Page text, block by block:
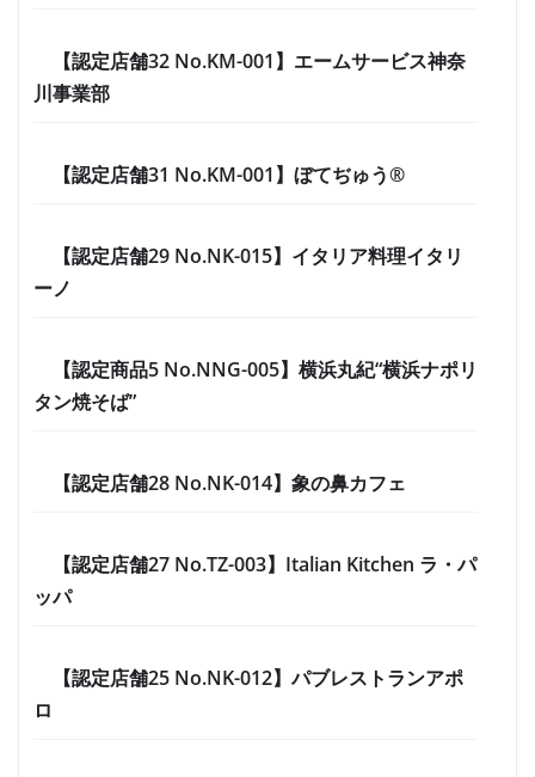
【認定店舗32 No.KM-001】エームサービス神奈
川事業部
【認定店舗31 No.KM-001】ぼてぢゅう®
【認定店舗29 No.NK-015】イタリア料理イタリ
ーノ
【認定商品5 No.NNG-005】横浜丸紀“横浜ナポリ
タン焼そば”
【認定店舗28 No.NK-014】象の鼻カフェ
【認定店舗27 No.TZ-003】Italian Kitchen ラ・パ
ッパ
【認定店舗25 No.NK-012】パブレストランアポ
ロ